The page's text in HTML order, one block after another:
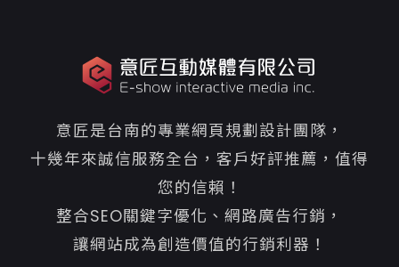
意匠是台南的專業網頁規劃設計團隊，
十幾年來誠信服務全台，客戶好評推薦，值得
您的信賴！
整合SEO關鍵字優化、網路廣告行銷，
讓網站成為創造價值的行銷利器！